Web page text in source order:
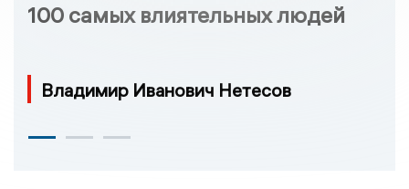
100 самых влиятельных людей
Владимир Иванович Нетесов